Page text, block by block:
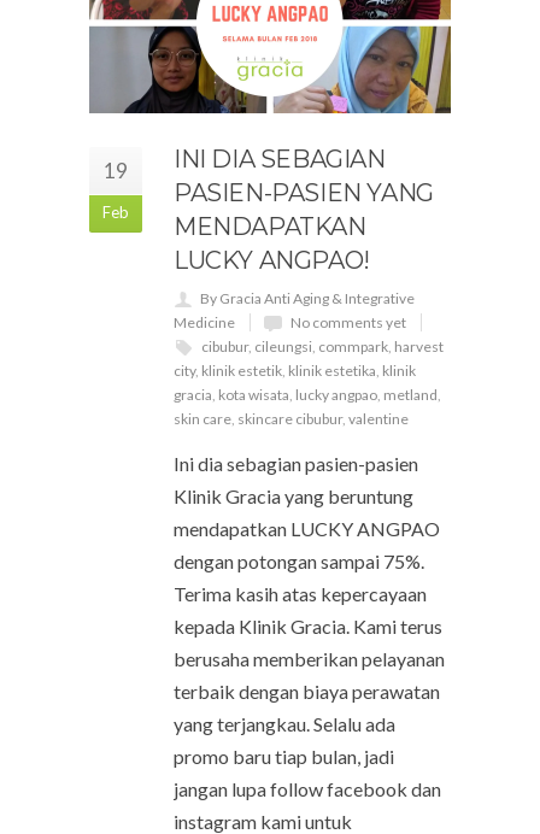
19
Feb
INI DIA SEBAGIAN
PASIEN-PASIEN YANG
MENDAPATKAN
LUCKY ANGPAO!
By Gracia Anti Aging & Integrative
Medicine
No comments yet
cibubur, cileungsi commpark harvest
city, klinik estetik klinik estetika klinik
gracia kota wisata lucky angpao metland
skin care skincare cibubur, valentine
Ini dia sebagian pasien-pasien
Klinik Gracia yang beruntung
mendapatkan LUCKY ANGPAO
dengan potongan sampai 75%.
Terima kasih atas kepercayaan
kepada Klinik Gracia. Kami terus
berusaha memberikan pelayanan
terbaik dengan biaya perawatan
yang terjangkau. Selalu ada
promo baru tiap bulan, jadi
jangan lupa follow facebook dan
instagram kami untuk